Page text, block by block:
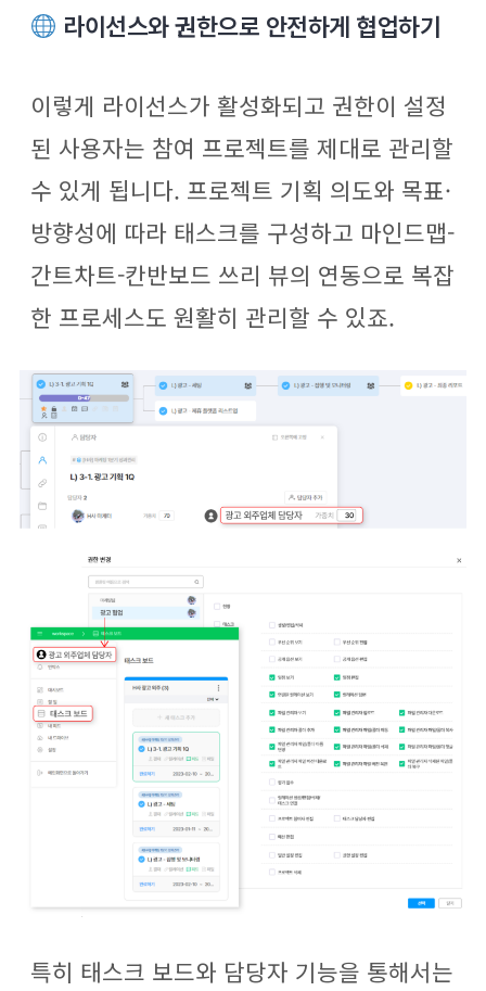
라이선스와 권한으로 안전하게 협업하기
이렇게 라이선스가 활성화되고 권한이 설정
된 사용자는 참여 프로젝트를 제대로 관리할
수 있게 됩니다. 프로젝트 기획 의도와 목표·
방향성에 따라 태스크를 구성하고 마인드맵-
간트차트-칸반보드 쓰리 뷰의 연동으로 복잡
한 프로세스도 원활히 관리할 수 있죠.
특히 태스크 보드와 담당자 기능을 통해서는